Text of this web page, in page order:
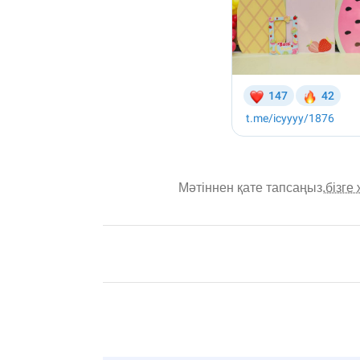
Мәтіннен қате тапсаңыз,